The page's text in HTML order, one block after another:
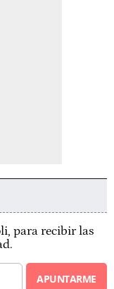
para recibir las
APUNTARME